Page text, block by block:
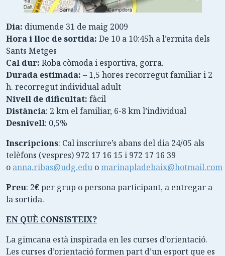
Dia: diumende 31 de maig 2009
Hora i lloc de sortida: De 10 a 10:45h a l’ermita dels
Sants Metges
Cal dur: Roba còmoda i esportiva, gorra.
Durada estimada: – 1,5 hores recorregut familiar i 2
h. recorregut individual adult
Nivell de dificultat: fàcil
Distància: 2 km el familiar, 6-8 km l’individual
Desnivell: 0,5%
Inscripcions: Cal inscriure’s abans del dia 24/05 als
telèfons (vespres) 972 17 16 15 i 972 17 16 39
o anna.ribas@udg.edu omarinapladebaix@hotmail.com
Preu: 2€per grup o persona participant, a entregar a
la sortida.
EN QUÈ CONSISTEIX?
La gimcana està inspirada en les curses d’orientació.
Les curses d’orientació formen part d’un esport que es